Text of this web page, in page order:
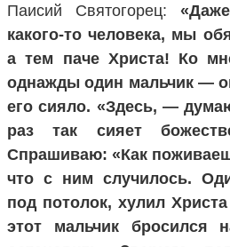
Паисий Святогорец:
какого-то человека, мы
а тем паче Христа! Ко
однажды один мальчик —
его сияло. «Здесь, —
раз так сияет
Спрашиваю: «Как
что с ним случилось.
под потолок, хулил
этот мальчик бросился